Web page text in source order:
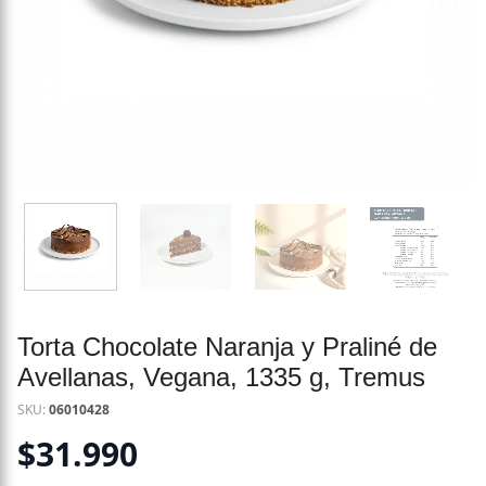
Torta Chocolate Naranja y Praliné de
Avellanas, Vegana, 1335 g, Tremus
SKU:06010428
$31.990